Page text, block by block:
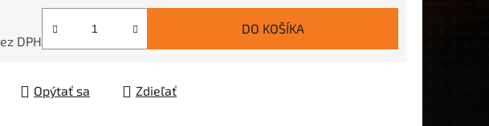
DPH
DO KOŠÍKA
Opýtať sa Zdieľať